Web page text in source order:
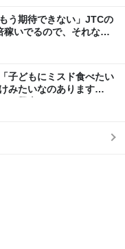
う期待できない」JTCの
いでるので、それなら
子どもにミスド食べたい
みたいなのあります
、興奮した